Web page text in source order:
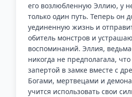
его возлюбленную Эллию, у
только один путь. Теперь он
уединенную жизнь и
обитель монстров и
воспоминаний. Эллия,
никогда не предполагала,
запертой в замке вместе с
Богами, мертвецами и
учится использовать свои